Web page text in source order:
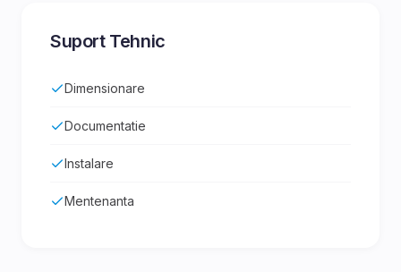
Suport Tehnic
Dimensionare
Documentatie
Instalare
Mentenanta